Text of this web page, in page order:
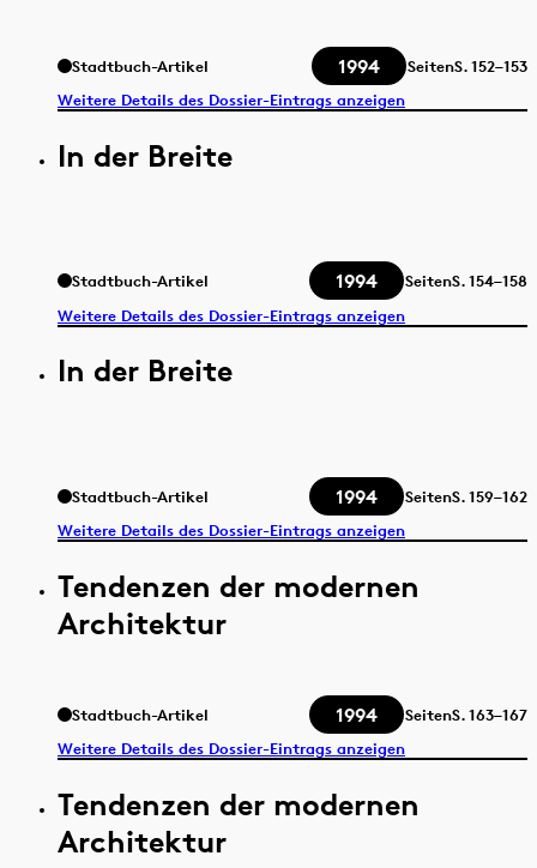
Stadtbuch-Artikel 1994 SeitenS.152–153
Weitere Details des Dossier-Eintrags anzeigen
In der Breite
Stadtbuch-Artikel 1994 SeitenS.154–158
Weitere Details des Dossier-Eintrags anzeigen
In der Breite
Stadtbuch-Artikel 1994 SeitenS.159–162
Weitere Details des Dossier-Eintrags anzeigen
Tendenzen der modernen
Architektur
Stadtbuch-Artikel 1994 SeitenS.163–167
Weitere Details des Dossier-Eintrags anzeigen
Tendenzen der modernen
Architektur